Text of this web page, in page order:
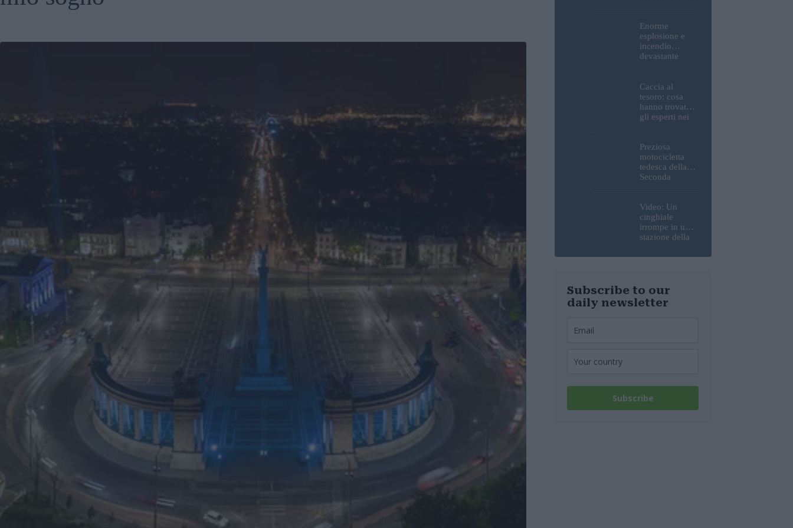
Buda e della
Cittadella
verranno
spente
Enorme
esplosione e
incendio
devastante
strategica della
MOL: i prezzi
del carburante
aumenteranno
Caccia al
tesoro: cosa
hanno trovato
gli esperti nei
tedesca
recuperata dal
Danubio a
Budapest –
Preziosa
motocicletta
tedesca della
Seconda
umani ed
esplosivi
recuperati dal
Danubio a
foto
Video: Un
cinghiale
irrompe in una
stazione della
di Budapest,
della linea
Subscribe to our
daily newsletter
Subscribe